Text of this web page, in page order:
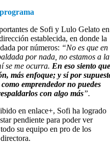
de Sofi y Lulo Gelato en
establecida, en donde la
por números: “No es que en
por nada, no estamos a la
se me ocurra. En eso siento
más enfoque; y sí por
emprendedor no puedes
con algo más”.
en enlace+, Sofi ha logrado
pendiente para poder ver
su equipo en pro de los